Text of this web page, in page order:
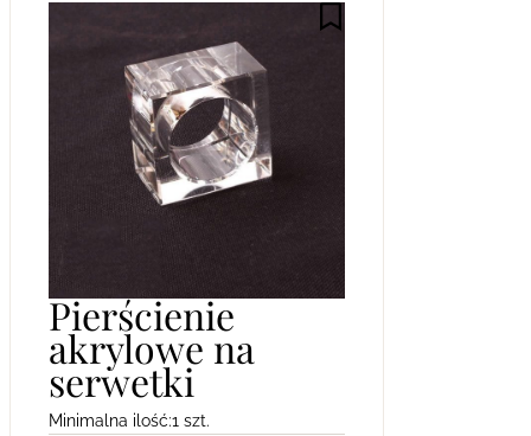
Pierścienie
akrylowe na
serwetki
Minimalna ilość:1 szt.